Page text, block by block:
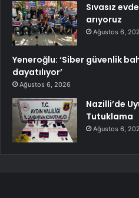
Sıvasız
arıyoruz
Ağustos 6,
Yeneroğlu: ‘Siber güvenlik
dayatılıyor’
Ağustos 6, 2026
Nazilli’de
Tutuklama
Ağustos 6,